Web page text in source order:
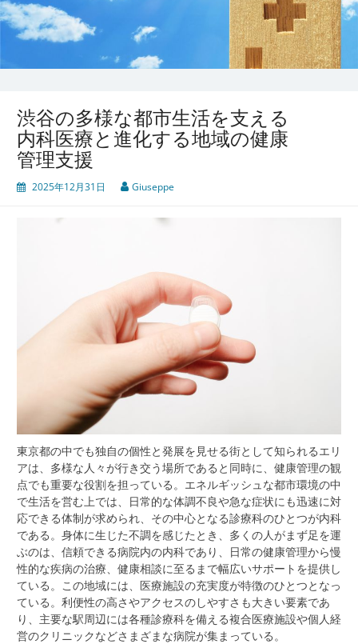
渋谷の多様な都市生活を支える
内科医療と進化する地域の健康
管理支援
2025年12月31日 Giuseppe
東京都の中でも独自の個性と発展を見せる街として知られるエリ
アは、多様な人々が行き交う場所であると同時に、健康管理の観
点でも重要な役割を担っている。 エネルギッシュな都市環境の中
で生活を営む上では、日常的な体調不良や急な症状にも迅速に対
応できる体制が求められ、その中心となる診療科のひとつが内科
である。身体に生じた不調を感じたとき、多くの人がまず足を運
ぶのは、信頼できる病院内の内科であり、日常の健康管理から慢
性的な疾病の治療、健康相談に至るまで幅広いサポートを提供し
ている。この地域には、医療施設の充実度が特徴のひとつとなっ
ている。利便性の高さやアクセスのしやすさも大きい要素であ
り、主要な駅周辺には各種診療科を備える複合医療施設や個人経
営のクリニックなどさまざまな病院が集まっている。